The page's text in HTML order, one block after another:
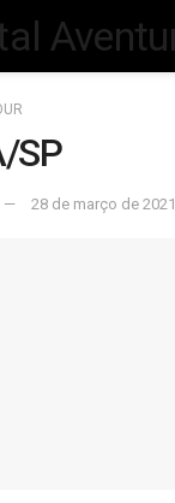
SP
28 de março de 2021